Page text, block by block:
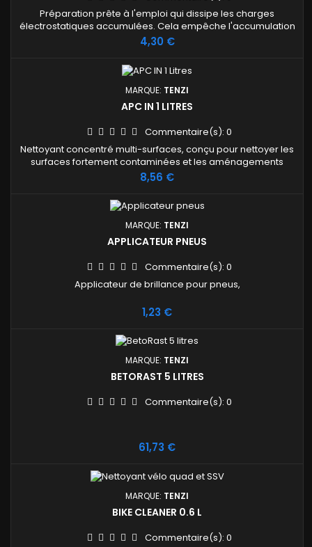
Préparation prête à l'emploi qui dissipe les charges
électrostatiques accumulées. Cela empêche l'accumulation
des poussières.
Prix
4,30 €
MARQUE: TENZI
APC IN 1 LITRES
Commentaire(s): 0
Nettoyant concentré multi-surfaces, conçu pour nettoyer les
surfaces fortement contaminées et les aménagements
intérieurs. Élimine efficacement la saleté et les impuretés
anciennes et fraîches d'origine organique.
Prix
8,56 €
MARQUE: TENZI
APPLICATEUR PNEUS
Commentaire(s): 0
Applicateur de brillance pour pneus,
Prix
1,23 €
MARQUE: TENZI
BETORAST 5 LITRES
Commentaire(s): 0
Prix
61,73 €
MARQUE: TENZI
BIKE CLEANER 0.6 L
Commentaire(s): 0